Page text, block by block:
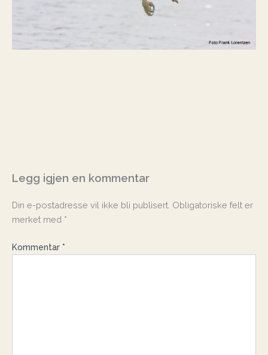
Legg igjen en kommentar
Din e-postadresse vil ikke bli publisert. Obligatoriske felt er
merket med *
Kommentar *